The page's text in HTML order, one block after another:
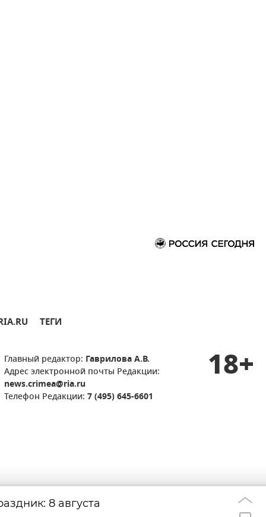
ТЕГИ
Главный редактор: Гаврилова А.В.
Адрес электронной почты Редакции:
news.crimea@ria.ru
Телефон Редакции: 7 (495) 645-6601
18+
8 августа
Удар дрона по